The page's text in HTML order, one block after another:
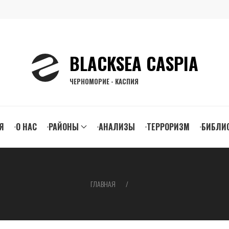
BLACKSEA CASPIA
ЧЕРНОМОРИЕ - КАСПИЯ
О НАС РАЙОНЫ АНАЛИЗЫ ТЕРРОРИЗМ
ГЛАВНАЯ